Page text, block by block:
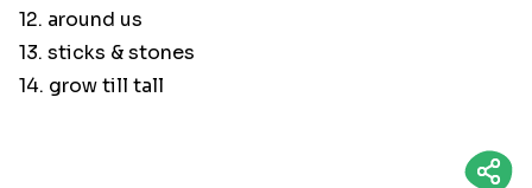
12. around us
13. sticks & stones
14. grow till tall